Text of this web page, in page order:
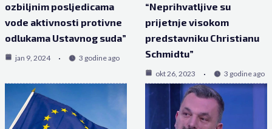
ozbiljnim posljedicama
vode aktivnosti protivne
odlukama Ustavnog suda”
jan 9, 2024 3 godine ago
“Neprihvatljive su
prijetnje visokom
predstavniku Christianu
Schmidtu”
okt 26, 2023 3 godine ago